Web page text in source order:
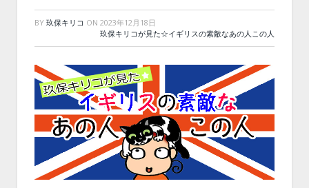
BY 玖保キリコ ON 2023年12月18日
玖保キリコが見た☆イギリスの素敵なあの人この人